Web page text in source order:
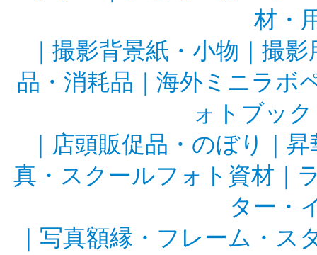
材・
撮影背景紙・小物
撮影
品・消耗品
海外ミニラボ
ォトブッ
店頭販促品・のぼり
昇
真・スクールフォト資材
ター・
写真額縁・フレーム・ス